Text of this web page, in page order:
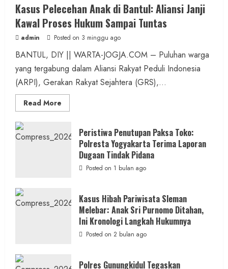
Kasus Pelecehan Anak di Bantul: Aliansi Janji
Kawal Proses Hukum Sampai Tuntas
admin Posted on 3 minggu ago
BANTUL, DIY || WARTA-JOGJA.COM – Puluhan warga
yang tergabung dalam Aliansi Rakyat Peduli Indonesia
(ARPI), Gerakan Rakyat Sejahtera (GRS),...
Read More
more
Pelecehan
Anak
Bantul:
Aliansi
Sampai
Tuntas
Peristiwa Penutupan Paksa Toko:
Polresta Yogyakarta Terima Laporan
Dugaan Tindak Pidana
Posted on 1 bulan ago
Kasus Hibah Pariwisata Sleman
Melebar: Anak Sri Purnomo Ditahan,
Ini Kronologi Langkah Hukumnya
Posted on 2 bulan ago
Polres Gunungkidul Tegaskan